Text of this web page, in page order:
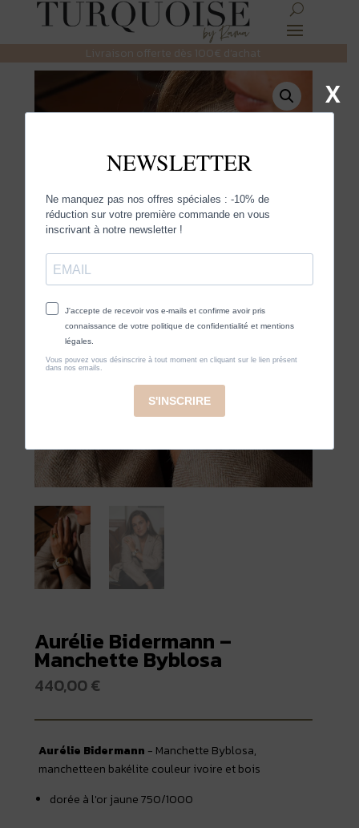
Livraison offerte dès 100€ d’achat
Aurélie Bidermann –
Manchette Byblosa
440,00€
Aurélie Bidermann - Manchette Byblosa,
manchetteen bakélite couleur ivoire et bois
dorée à l'or jaune 750/1000
X